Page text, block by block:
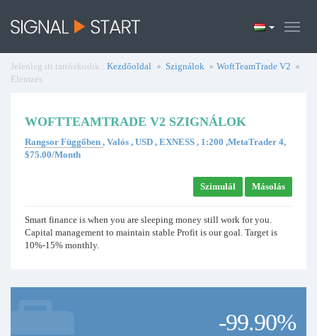
Jelenleg itt tartózkodik : Kezdőoldal Szignálok
WoftTeamTrade V2
Elemzés
WOFTTEAMTRADE V2 SZIGNÁLOK
Rangsor Függőben , Valós , USD , EXNESS , 1:200 ,MetaTrader 4,
$75.00/Month
Szimulál Másolás
Smart finance is when you are sleeping money still work for you.
Capital management to maintain stable Profit is our goal. Target is
10%-15% monthly.
-99.90%